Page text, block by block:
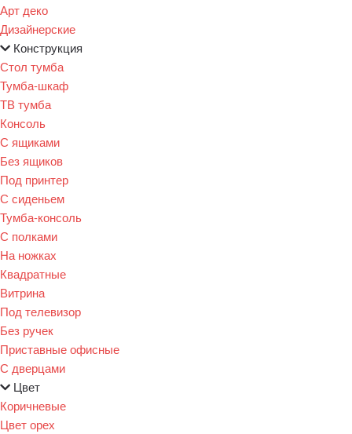
Арт деко
Дизайнерские
Конструкция
Стол тумба
Тумба-шкаф
ТВ тумба
Консоль
С ящиками
Без ящиков
Под принтер
С сиденьем
Тумба-консоль
С полками
На ножках
Квадратные
Витрина
Под телевизор
Без ручек
Приставные офисные
С дверцами
Цвет
Коричневые
Цвет орех